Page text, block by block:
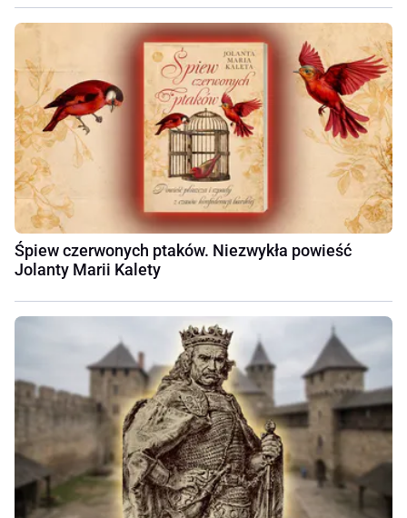
Śpiew czerwonych ptaków. Niezwykła powieść
Jolanty Marii Kalety